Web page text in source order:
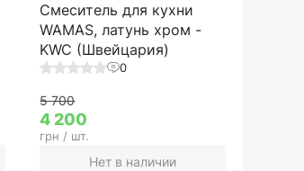
Смеситель для кухни
WAMAS, латунь хром -
KWC (Швейцария)
0
5 700
4 200
грн / шт.
Нет в наличии